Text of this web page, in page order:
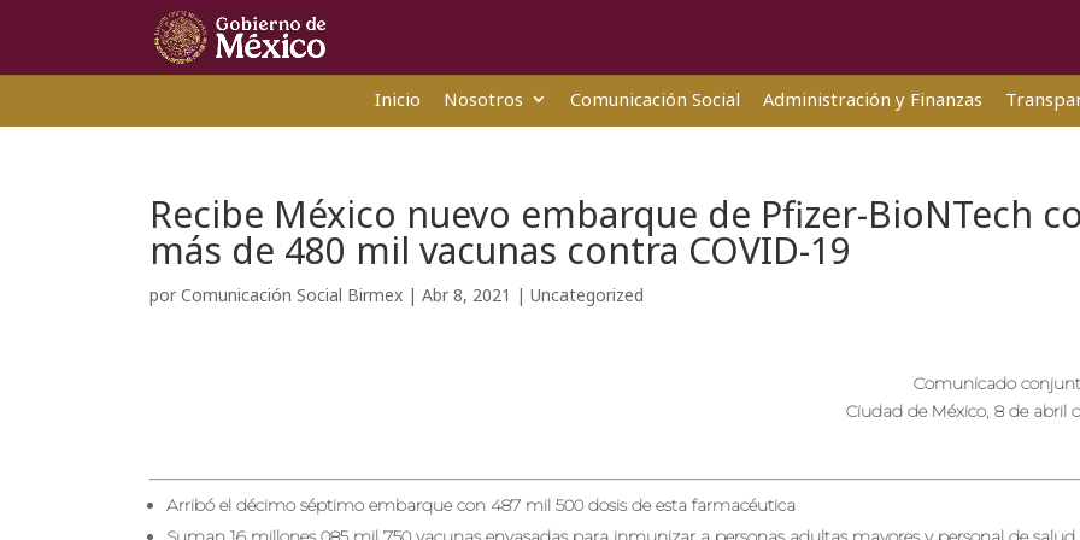
Inicio Nosotros Comunicación Social Administración y Finanzas
Recibe México nuevo embarque de Pfizer-BioNTech
más de 480 mil vacunas contra COVID-19
porComunicación Social Birmex |Abr 8, 2021 |Uncategorized
Comunicado
Ciudad de México, 8 de abril
Arribó el décimo séptimo embarque con 487 mil 500 dosis de esta farmacéutica